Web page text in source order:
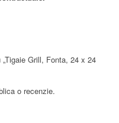
Grill, Fonta, 24 x 24
o recenzie.